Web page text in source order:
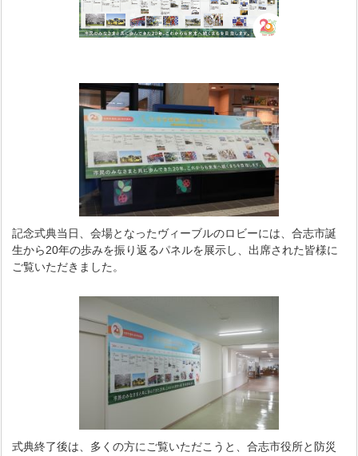
記念式典当日、会場となったヴィーブルのロビーには、合志市誕
生から20年の歩みを振り返るパネルを展示し、出席された皆様に
ご覧いただきました。
式典終了後は、多くの方にご覧いただこうと、合志市役所と防災